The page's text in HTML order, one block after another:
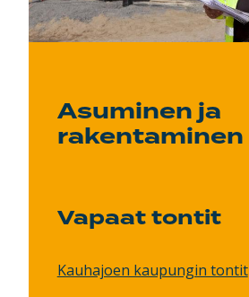
Asuminen ja
rakentaminen
Vapaat tontit
Kauhajoen kaupungin tontit